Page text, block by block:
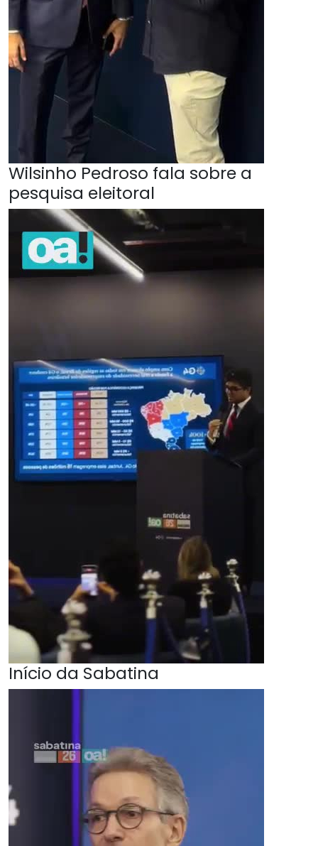
Wilsinho Pedroso fala sobre a
pesquisa eleitoral
Início da Sabatina